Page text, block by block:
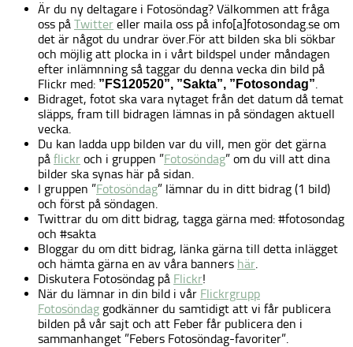
Är du ny deltagare i Fotosöndag? Välkommen att fråga
oss på Twitter eller maila oss på info[a]fotosondag.se om
det är något du undrar över.För att bilden ska bli sökbar
och möjlig att plocka in i vårt bildspel under måndagen
efter inlämnning så taggar du denna vecka din bild på
Flickr med: ”FS120520”, ”Sakta”, ”Fotosondag”.
Bidraget, fotot ska vara nytaget från det datum då temat
släpps, fram till bidragen lämnas in på söndagen aktuell
vecka.
Du kan ladda upp bilden var du vill, men gör det gärna
på flickr och i gruppen ”Fotosöndag” om du vill att dina
bilder ska synas här på sidan.
I gruppen ”Fotosöndag” lämnar du in ditt bidrag (1 bild)
och först på söndagen.
Twittrar du om ditt bidrag, tagga gärna med: #fotosondag
och #sakta
Bloggar du om ditt bidrag, länka gärna till detta inlägget
och hämta gärna en av våra banners här.
Diskutera Fotosöndag på Flickr!
När du lämnar in din bild i vår Flickrgrupp
Fotosöndag godkänner du samtidigt att vi får publicera
bilden på vår sajt och att Feber får publicera den i
sammanhanget ”Febers Fotosöndag-favoriter”.